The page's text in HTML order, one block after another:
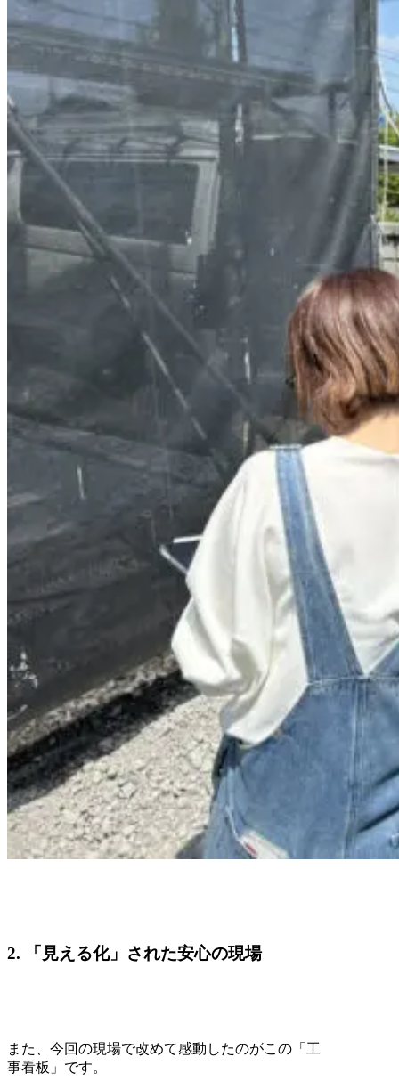
2. 「見える化」された安心の現場
また、今回の現場で改めて感動したのがこの「工
事看板」です。